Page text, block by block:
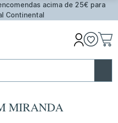
acima de 25€ para
Continental
MIRANDA